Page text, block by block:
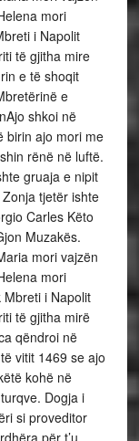
mori
i Napolit
të gjitha mire
e të shoqit
e
shkoi në
birin ajo mori me
rënë në luftë.
gruaja e nipit
tjetër ishte
Carles Këto
Muzakës.
mori vajzën
mori
Mbreti i Napolit
të gjitha mirë
qëndroi në
vitit 1469 se ajo
kohë në
Dogja i
si proveditor
për t’u